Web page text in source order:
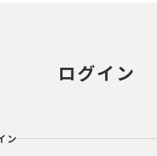
ログイン
ン